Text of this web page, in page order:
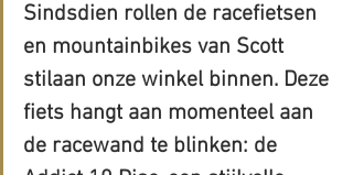
Sindsdien rollen de racefietsen
en mountainbikes van Scott
stilaan onze winkel binnen. Deze
fiets hangt aan momenteel aan
de racewand te blinken: de